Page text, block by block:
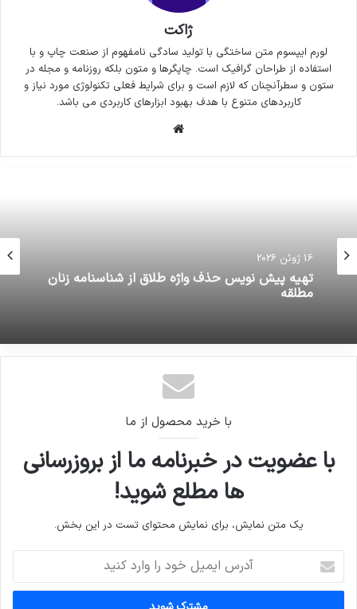
ژاکت
لورم ایپسوم متن ساختگی با تولید سادگی نامفهوم از صنعت چاپ و با
استفاده از طراحان گرافیک است. چاپگرها و متون بلکه روزنامه و مجله در
ستون و سطرآنچنان که لازم است و برای شرایط فعلی تکنولوژی مورد نیاز و
کاربردهای متنوع با هدف بهبود ابزارهای کاربردی می باشد.
16 ژوئن 2026
تهیه پیش نویس حذف واژه طلاق از شناسنامه زنان
مطلقه
با خرید محصول از ما
با عضویت در خبرنامه ما از بروزرسانی
ها مطلع شوید!
یک متن نمایش، برای نمایش محتوای تست در این بخش.
ایمیل
خود